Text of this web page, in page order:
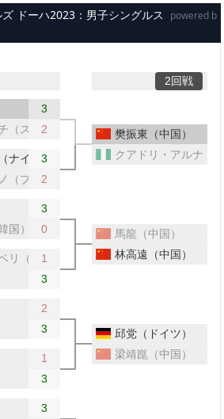
ップ
ドーハ2023：男子シングルス
powered b
2回戦
3
（スロベニア）
2
ナイジェリア）
3
（ブラジル）
2
3
国）
0
リ（スウェーデン）
1
3
2
3
1
3
3
樊振東（中国）
クアドリ・アルナ（
馬龍（中国）
林高遠（中国）
邱党（ドイツ）
梁靖崑（中国）